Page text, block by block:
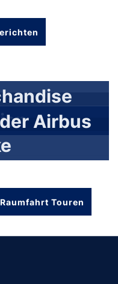
Airbus
Touren